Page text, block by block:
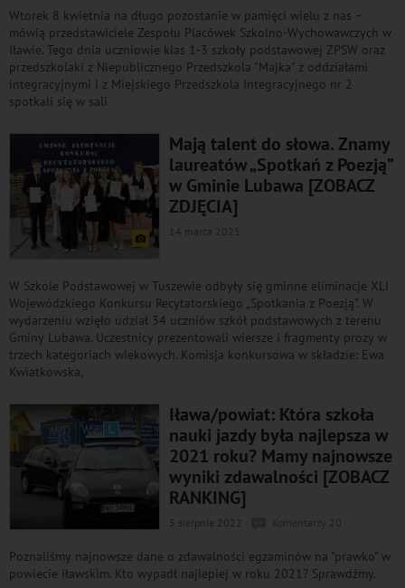
Wtorek 8 kwietnia na długo pozostanie w pamięci wielu z nas –
mówią przedstawiciele Zespołu Placówek Szkolno-Wychowawczych w
Iławie. Tego dnia uczniowie klas 1-3 szkoły podstawowej ZPSW oraz
przedszkolaki z Niepublicznego Przedszkola "Majka" z oddziałami
integracyjnymi i z Miejskiego Przedszkola Integracyjnego nr 2
spotkali się w sali
Mają talent do słowa. Znamy
laureatów „Spotkań z Poezją”
w Gminie Lubawa [ZOBACZ
ZDJĘCIA]
14 marca 2025
W Szkole Podstawowej w Tuszewie odbyły się gminne eliminacje XLI
Wojewódzkiego Konkursu Recytatorskiego „Spotkania z Poezją”. W
wydarzeniu wzięło udział 34 uczniów szkół podstawowych z terenu
Gminy Lubawa. Uczestnicy prezentowali wiersze i fragmenty prozy w
trzech kategoriach wiekowych. Komisja konkursowa w składzie: Ewa
Kwiatkowska,
Iława/powiat: Która szkoła
nauki jazdy była najlepsza w
2021 roku? Mamy najnowsze
wyniki zdawalności [ZOBACZ
RANKING]
5 sierpnia 2022
Poznaliśmy najnowsze dane o zdawalności egzaminów na "prawko" w
powiecie iławskim. Kto wypadł najlepiej w roku 2021? Sprawdźmy.